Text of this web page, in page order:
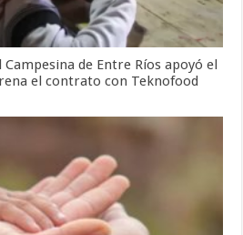
de Entre Ríos apoyó el
el contrato con Teknofood